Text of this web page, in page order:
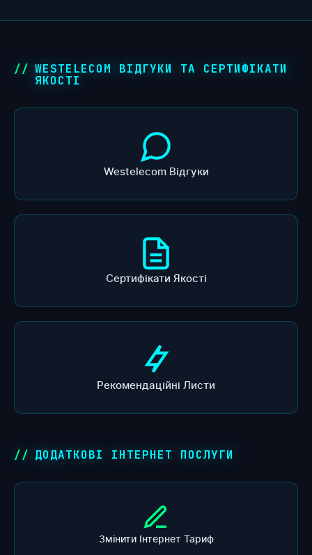
WESTELECOM ВІДГУКИ ТА СЕРТИФІКАТИ
ЯКОСТІ
Westelecom Відгуки
Сертифікати Якості
Рекомендаційні Листи
ДОДАТКОВІ ІНТЕРНЕТ ПОСЛУГИ
Змінити Інтернет Тариф